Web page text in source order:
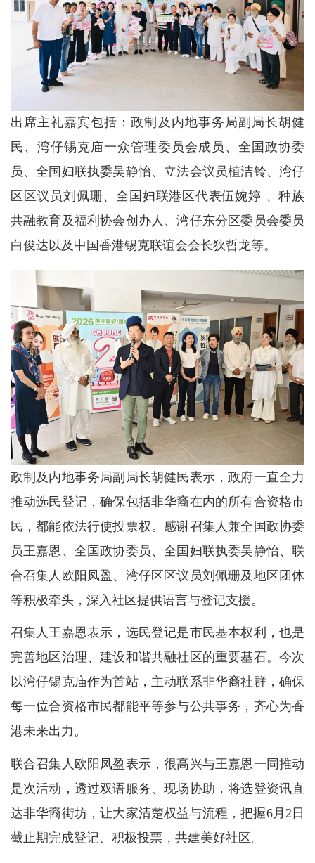
出席主礼嘉宾包括：政制及内地事务局副局长胡健
民、湾仔锡克庙一众管理委员会成员、全国政协委
员、全国妇联执委吴静怡、立法会议员植洁铃、湾仔
区区议员刘佩珊、全国妇联港区代表伍婉婷 、种族
共融教育及福利协会创办人、湾仔东分区委员会委员
白俊达以及中国香港锡克联谊会会长狄哲龙等。
政制及内地事务局副局长胡健民表示，政府一直全力
推动选民登记，确保包括非华裔在内的所有合资格市
民，都能依法行使投票权。感谢召集人兼全国政协委
员王嘉恩、全国政协委员、全国妇联执委吴静怡、联
合召集人欧阳凤盈、湾仔区区议员刘佩珊及地区团体
等积极牵头，深入社区提供语言与登记支援。
召集人王嘉恩表示，选民登记是市民基本权利，也是
完善地区治理、建设和谐共融社区的重要基石。今次
以湾仔锡克庙作为首站，主动联系非华裔社群，确保
每一位合资格市民都能平等参与公共事务，齐心为香
港未来出力。
联合召集人欧阳凤盈表示，很高兴与王嘉恩一同推动
是次活动，透过双语服务、现场协助，将选登资讯直
达非华裔街坊，让大家清楚权益与流程，把握6月2日
截止期完成登记、积极投票，共建美好社区。